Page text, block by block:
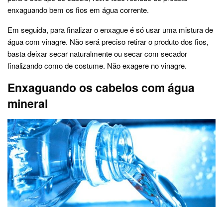
enxaguando bem os fios em água corrente.
Em seguida, para finalizar o enxague é só usar uma mistura de
água com vinagre. Não será preciso retirar o produto dos fios,
basta deixar secar naturalmente ou secar com secador
finalizando como de costume. Não exagere no vinagre.
Enxaguando os cabelos com água
mineral